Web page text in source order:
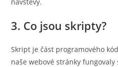
3. Co jsou skripty?
Skript je část programového
naše webové stránky